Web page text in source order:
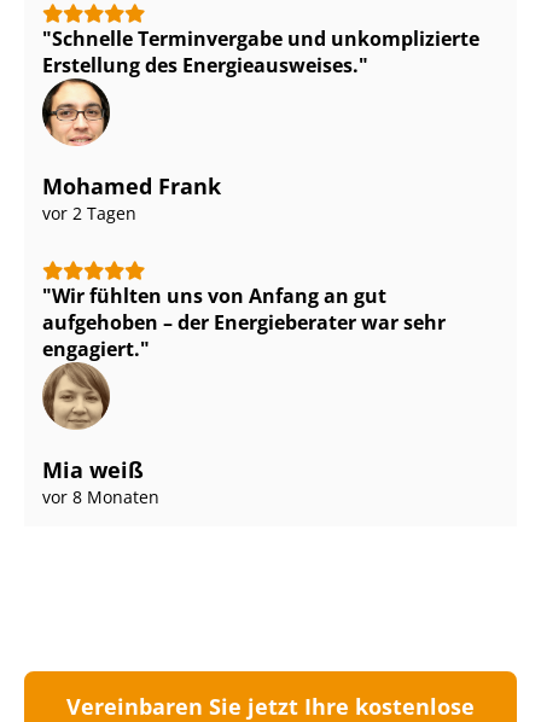
Schnelle Terminvergabe und unkomplizierte
Erstellung des En­er­gie­aus­wei­ses.
Mohamed Frank
vor 2 Tagen
Wir fühlten uns von Anfang an gut
aufgehoben – der Energieberater war sehr
engagiert.
Mia weiß
vor 8 Monaten
Vereinbaren Sie jetzt Ihre kostenlose